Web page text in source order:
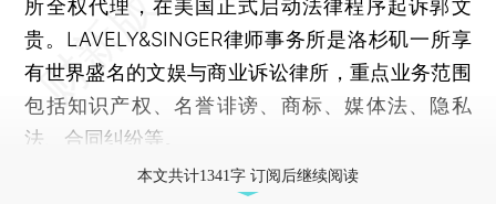
所全权代理，在美国正式启动法律程序起诉郭文
贵。LAVELY&SINGER律师事务所是洛杉矶一所享
有世界盛名的文娱与商业诉讼律所，重点业务范围
包括知识产权、名誉诽谤、商标、媒体法、隐私
法、合同纠纷等。
本文共计1341字 订阅后继续阅读